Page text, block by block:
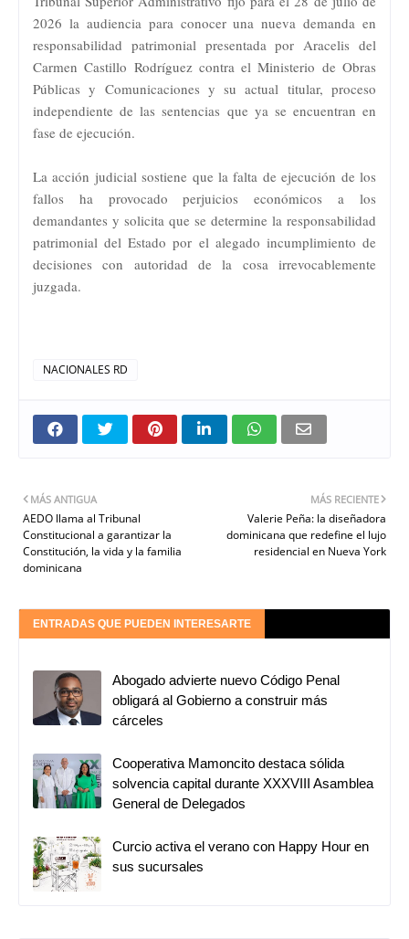
2026 la audiencia para conocer una nueva demanda en
responsabilidad patrimonial presentada por Aracelis del
Carmen Castillo Rodríguez contra el Ministerio de Obras
Públicas y Comunicaciones y su actual titular, proceso
independiente de las sentencias que ya se encuentran en
fase de ejecución.
La acción judicial sostiene que la falta de ejecución de los
fallos ha provocado perjuicios económicos a los
demandantes y solicita que se determine la responsabilidad
patrimonial del Estado por el alegado incumplimiento de
decisiones con autoridad de la cosa irrevocablemente
juzgada.
NACIONALES RD
MÁS RECIENTE
Valerie Peña: la diseñadora
dominicana que redefine el lujo
residencial en Nueva York
MÁS ANTIGUA
AEDO llama al Tribunal
Constitucional a garantizar la
Constitución, la vida y la familia
dominicana
ENTRADAS QUE PUEDEN INTERESARTE
Abogado advierte nuevo Código Penal
obligará al Gobierno a construir más
cárceles
Cooperativa Mamoncito destaca sólida
solvencia capital durante XXXVIII Asamblea
General de Delegados
Curcio activa el verano con Happy Hour en
sus sucursales